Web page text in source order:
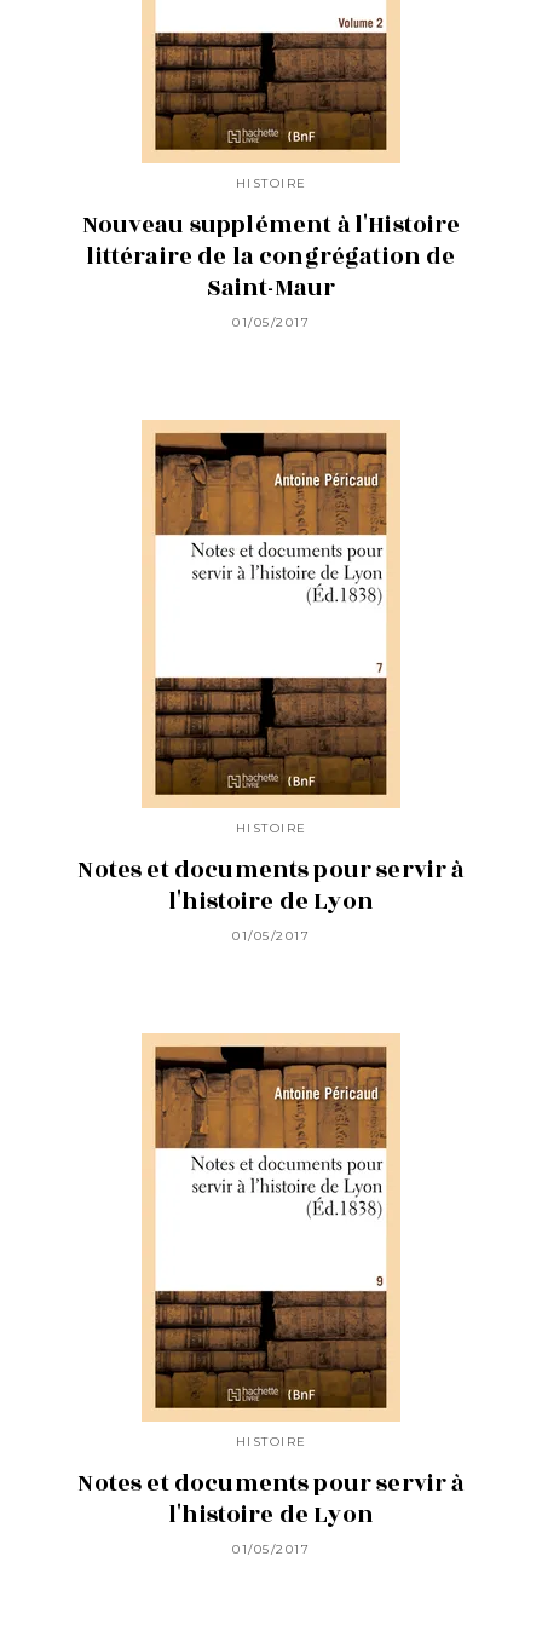
HISTOIRE
Nouveau supplément à l'Histoire
littéraire de la congrégation de
Saint-Maur
01/05/2017
HISTOIRE
Notes et documents pour servir à
l'histoire de Lyon
01/05/2017
HISTOIRE
Notes et documents pour servir à
l'histoire de Lyon
01/05/2017